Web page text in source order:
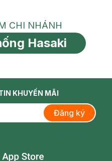
Tìm chi nhánh
CHI NHÁNH
Hasaki
KHUYẾN MÃI
Đăng ký